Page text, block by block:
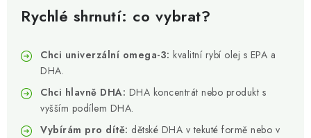
Moje objednávka
Mapa serveru
Rychlé shrnutí: co vybrat?
Chci univerzální omega-3: kvalitní rybí olej s EPA a
DHA.
Chci hlavně DHA: DHA koncentrát nebo produkt s
vyšším podílem DHA.
Vybírám pro dítě: dětské DHA v tekuté formě nebo v